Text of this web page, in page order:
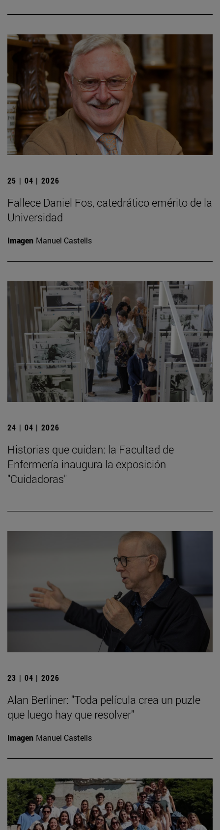
25 | 04 | 2026
Fallece Daniel Fos, catedrático emérito de la
Universidad
Imagen Manuel Castells
24 | 04 | 2026
Historias que cuidan: la Facultad de
Enfermería inaugura la exposición
"Cuidadoras"
23 | 04 | 2026
Alan Berliner: "Toda película crea un puzle
que luego hay que resolver"
Imagen Manuel Castells